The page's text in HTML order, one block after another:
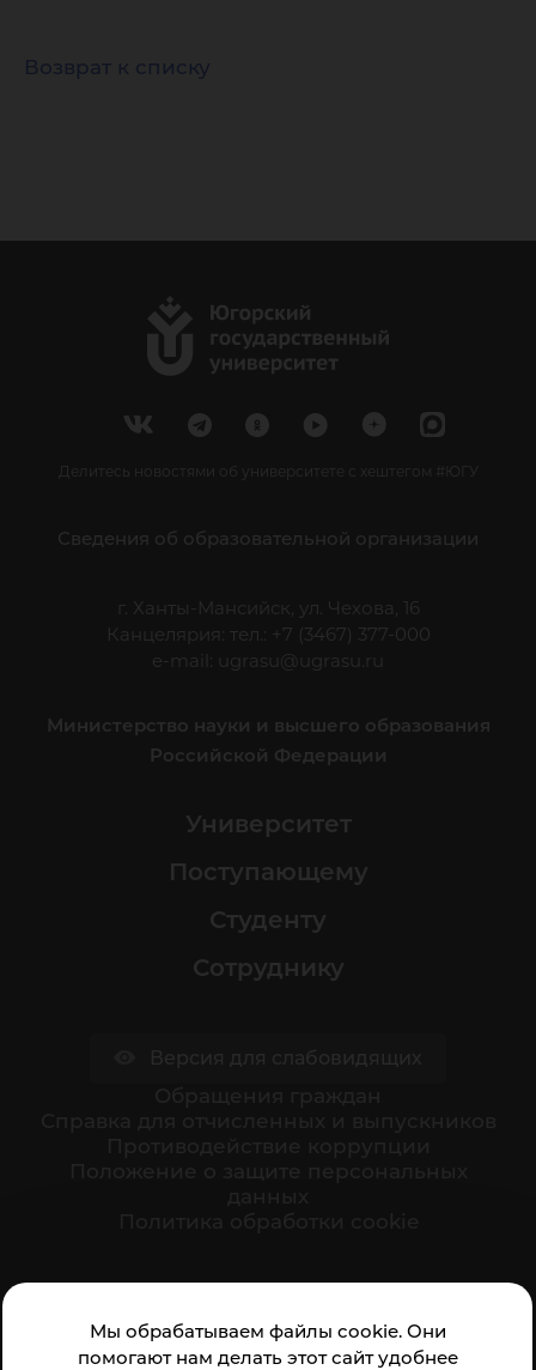
Мы обрабатываем файлы cookie. Они
помогают нам делать этот сайт удобнее
Возврат к списку
Делитесь новостями об университете с хештегом #ЮГУ
Сведения об образовательной организации
г. Ханты-Мансийск, ул. Чехова, 16
Канцелярия: тел.: +7 (3467) 377-000
e-mail:
ugrasu@ugrasu.ru
Министерство науки и высшего образования
Российской Федерации
Университет
Поступающему
Студенту
Сотруднику
организации: